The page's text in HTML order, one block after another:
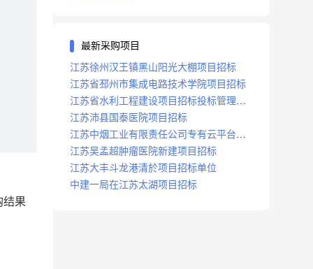
结果
最新采购项目
江苏徐州汉王镇黑山阳光大棚项目招标
江苏省邳州市集成电路技术学院项目招标
江苏省水利工程建设项目招标投标管理办
法
江苏沛县国泰医院项目招标
江苏中烟工业有限责任公司专有云平台扩
容项目招标
江苏吴孟超肿瘤医院新建项目招标
江苏大丰斗龙港清於项目招标单位
中建一局在江苏太湖项目招标